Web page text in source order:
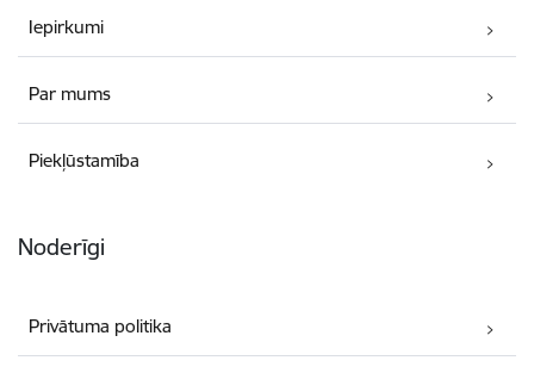
Iepirkumi
Par mums
Piekļūstamība
Noderīgi
Privātuma politika